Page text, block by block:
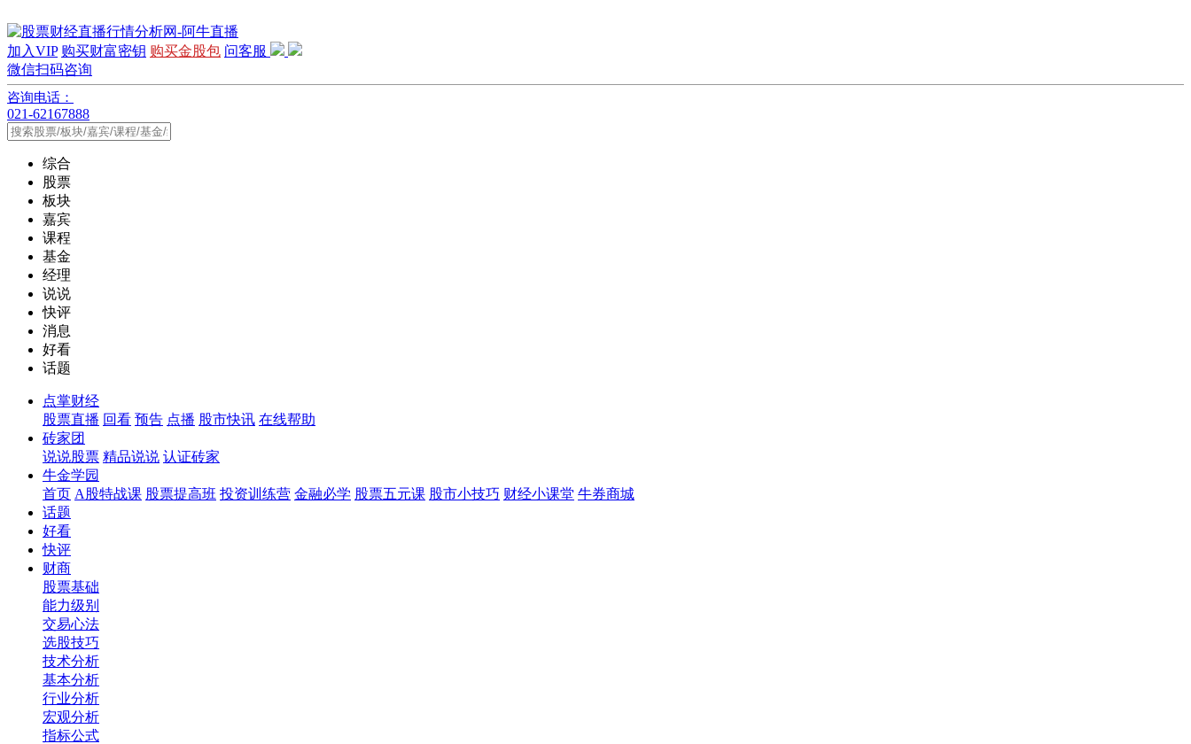
加入VIP 购买财富密钥 购买金股包 问客服
微信扫码咨询
咨询电话：
021-62167888
综合
股票
板块
嘉宾
课程
基金
经理
说说
快评
消息
好看
话题
点掌财经
股票直播 回看 预告 点播 股市快讯 在线帮助
砖家团
说说股票 精品说说 认证砖家
牛金学园
首页 A股特战课 股票提高班 投资训练营 金融必学 股票五元课 股市小技巧 财经小课堂 牛券商城
话题
好看
快评
财商
股票基础
能力级别
交易心法
选股技巧
技术分析
基本分析
行业分析
宏观分析
指标公式